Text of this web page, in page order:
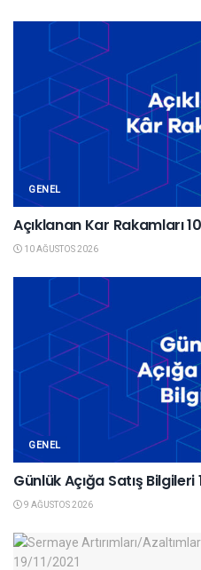
GENEL
Açıklanan Kar Rakamları
10 AĞUSTOS 2026
GENEL
Günlük Açığa Satış
9 AĞUSTOS 2026